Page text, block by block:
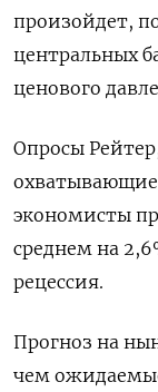
произойдет,
центральных
ценового
Опросы
охватывающие
экономисты
среднем на
рецессия.
Прогноз на
чем